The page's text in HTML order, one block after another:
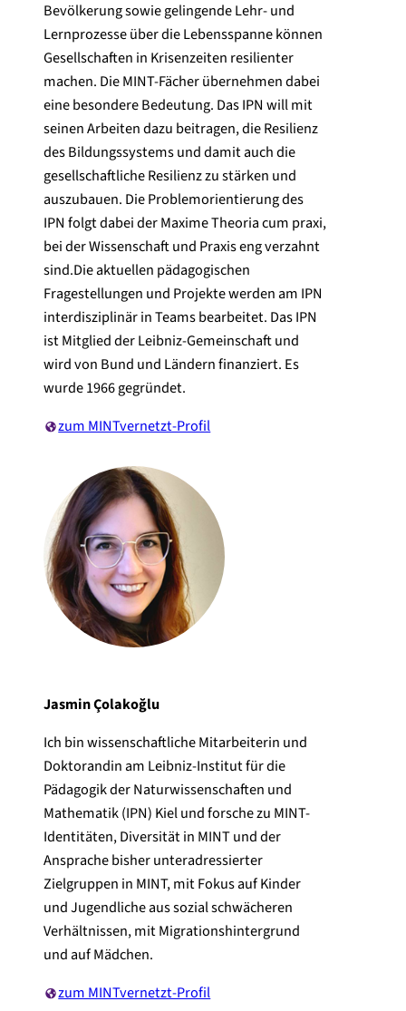
Bevölkerung sowie gelingende Lehr- und
Lernprozesse über die Lebensspanne können
Gesellschaften in Krisenzeiten resilienter
machen. Die MINT-Fächer übernehmen dabei
eine besondere Bedeutung. Das IPN will mit
seinen Arbeiten dazu beitragen, die Resilienz
des Bildungssystems und damit auch die
gesellschaftliche Resilienz zu stärken und
auszubauen. Die Problemorientierung des
IPN folgt dabei der Maxime Theoria cum praxi,
bei der Wissenschaft und Praxis eng verzahnt
sind.Die aktuellen pädagogischen
Fragestellungen und Projekte werden am IPN
interdisziplinär in Teams bearbeitet. Das IPN
ist Mitglied der Leibniz-Gemeinschaft und
wird von Bund und Ländern finanziert. Es
wurde 1966 gegründet.
zum MINTvernetzt-Profil
Jasmin Çolakoğlu
Ich bin wissenschaftliche Mitarbeiterin und
Doktorandin am Leibniz-Institut für die
Pädagogik der Naturwissenschaften und
Mathematik (IPN) Kiel und forsche zu MINT-
Identitäten, Diversität in MINT und der
Ansprache bisher unteradressierter
Zielgruppen in MINT, mit Fokus auf Kinder
und Jugendliche aus sozial schwächeren
Verhältnissen, mit Migrationshintergrund
und auf Mädchen.
zum MINTvernetzt-Profil